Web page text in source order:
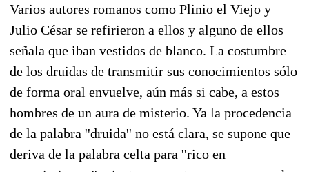
Varios autores romanos como Plinio el Viejo y
Julio César se refirieron a ellos y alguno de ellos
señala que iban vestidos de blanco. La costumbre
de los druidas de transmitir sus conocimientos sólo
de forma oral envuelve, aún más si cabe, a estos
hombres de un aura de misterio. Ya la procedencia
de la palabra ''druida'' no está clara, se supone que
deriva de la palabra celta para ''rico en